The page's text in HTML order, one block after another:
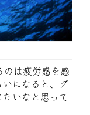
のは疲労感を感
いになると、グ
いなと思って